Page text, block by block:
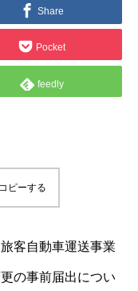
Share
Pocket
feedly
ピーする
客自動車運送事業
の事前届出につい